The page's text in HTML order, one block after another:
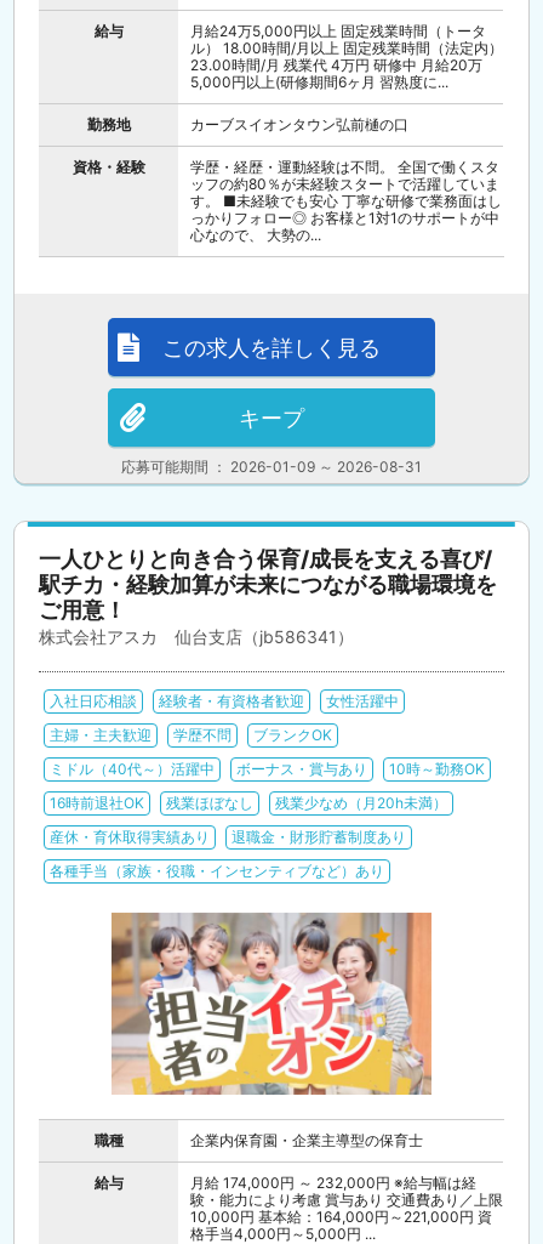
給与
月給24万5,000円以上 固定残業時間（トータ
ル） 18.00時間/月以上 固定残業時間（法定内）
23.00時間/月 残業代 4万円 研修中 月給20万
5,000円以上(研修期間6ヶ月 習熟度に...
勤務地 カーブスイオンタウン弘前樋の口
資格・経験
学歴・経歴・運動経験は不問。 全国で働くスタ
ッフの約80％が未経験スタートで活躍していま
す。 ■未経験でも安心 丁寧な研修で業務面はし
っかりフォロー◎ お客様と1対1のサポートが中
心なので、 大勢の...
応募可能期間 ： 2026-01-09 ～ 2026-08-31
この求人を詳しく見る
キープ
一人ひとりと向き合う保育/成長を支える喜び/
駅チカ・経験加算が未来につながる職場環境を
ご用意！
株式会社アスカ 仙台支店（jb586341）
入社日応相談 経験者・有資格者歓迎
女性活躍中
主婦・主夫歓迎
学歴不問
ブランクOK
ミドル（40代～）活躍中
ボーナス・賞与あり
10時～勤務OK
16時前退社OK
残業ほぼなし
残業少なめ（月20h未満）
産休・育休取得実績あり
退職金・財形貯蓄制度あり
各種手当（家族・役職・インセンティブなど）あり
職種 企業内保育園・企業主導型の保育士
給与
月給 174,000円 ～ 232,000円 ※給与幅は経
験・能力により考慮 賞与あり 交通費あり／上限
10,000円 基本給：164,000円～221,000円 資
格手当4,000円～5,000円 ...